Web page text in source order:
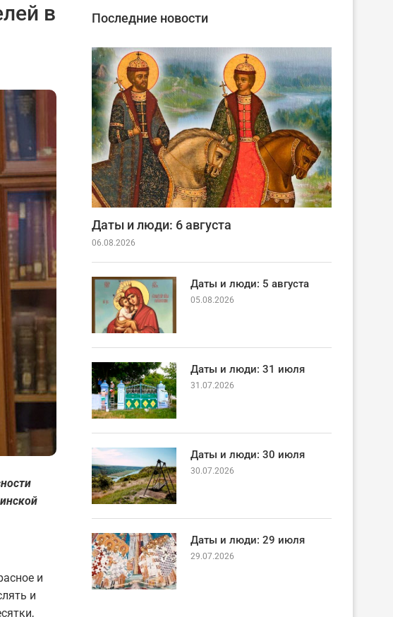
в
и
и
Последние новости
Даты и люди: 6 августа
06.08.2026
Даты и люди: 5 августа
05.08.2026
Даты и люди: 31 июля
31.07.2026
Даты и люди: 30 июля
30.07.2026
Даты и люди: 29 июля
29.07.2026